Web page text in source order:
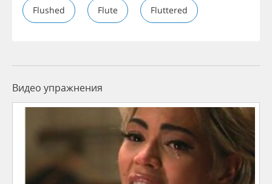
Flushed Flute Fluttered
Видео упражнения